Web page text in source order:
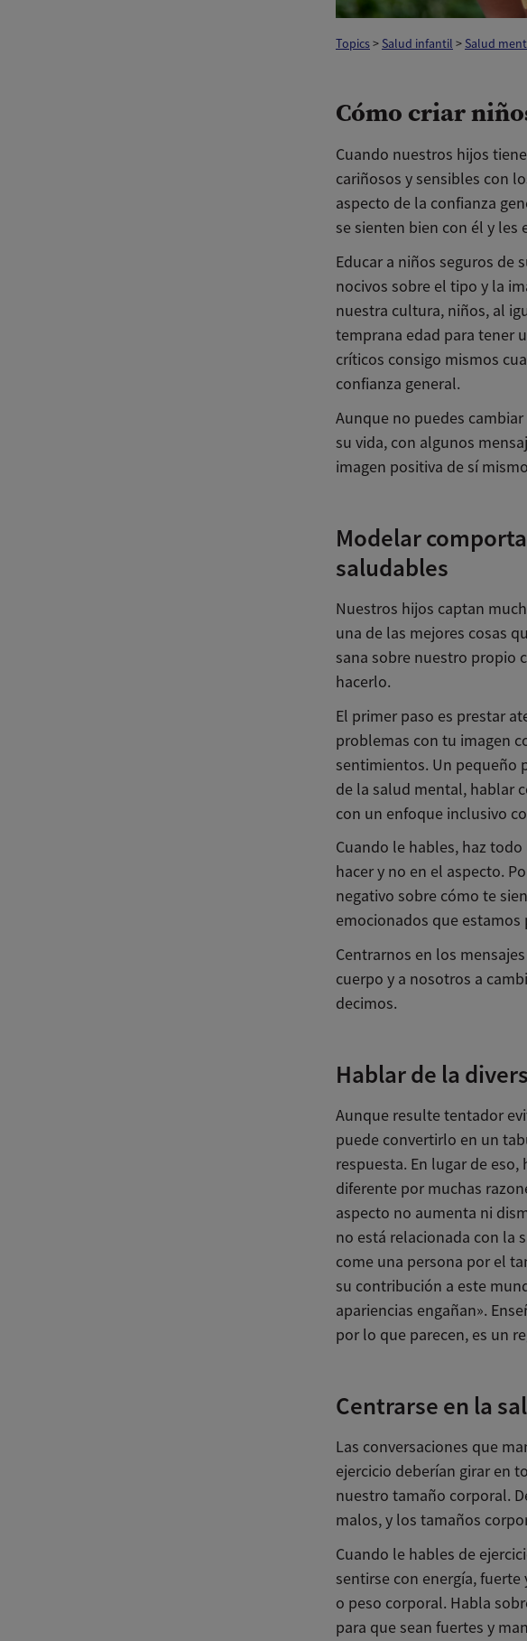
Topics> Salud infantil > Salud
Cómo criar
Cuando nuestros hijos
cariñosos y sensibles con
aspecto de la confianza
se sienten bien con él y les
Educar a niños seguros de
nocivos sobre el tipo y la
nuestra cultura, niños, al
temprana edad para tener
críticos consigo mismos
confianza general.
Aunque no puedes
su vida, con algunos
imagen positiva de sí
Modelar
saludables
Nuestros hijos captan
una de las mejores cosas
sana sobre nuestro propio
hacerlo.
El primer paso es prestar
problemas con tu imagen
sentimientos. Un pequeño
de la salud mental, hablar
con un enfoque inclusivo
Cuando le hables, haz
hacer y no en el aspecto.
negativo sobre cómo te
emocionados que
Centrarnos en los
cuerpo y a nosotros a
decimos.
Hablar de la
Aunque resulte tentador
puede convertirlo en un
respuesta. En lugar de
diferente por muchas
aspecto no aumenta ni
no está relacionada con la
come una persona por el
su contribución a este
apariencias engañan».
por lo que parecen, es un
Centrarse en la
Las conversaciones que
ejercicio deberían girar en
nuestro tamaño corporal.
malos, y los tamaños
Cuando le hables de
sentirse con energía,
o peso corporal. Habla
para que sean fuertes y